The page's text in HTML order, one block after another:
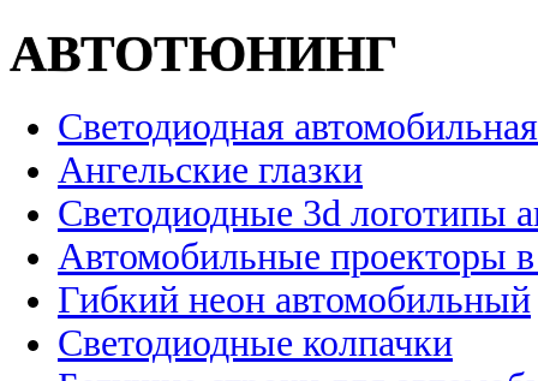
АВТОТЮНИНГ
Светодиодная
Ангельские глазки
Светодиодные 3d логотипы
Автомобильные проекторы
Гибкий неон автомобильный
Светодиодные колпачки